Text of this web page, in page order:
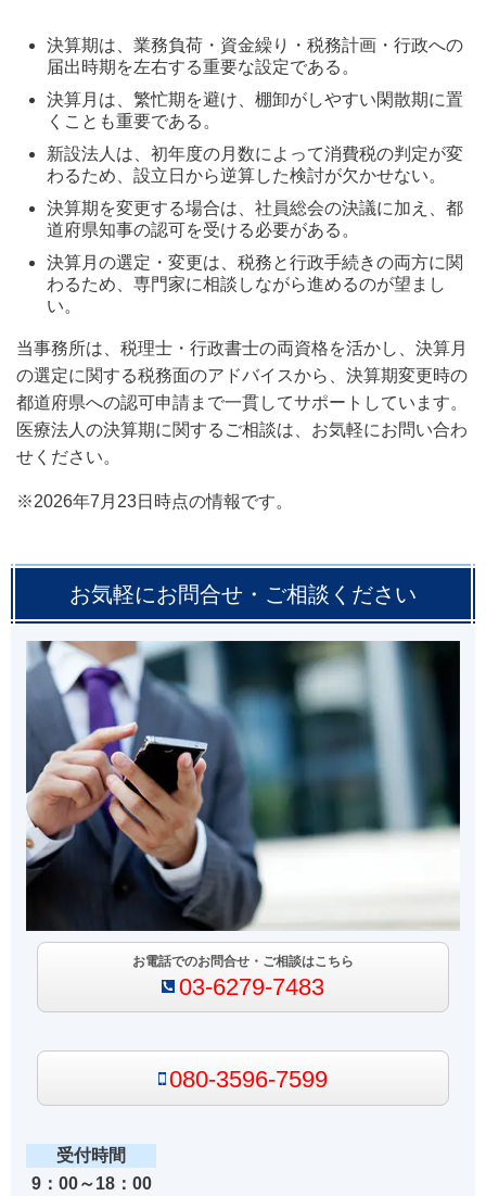
決算期は、業務負荷・資金繰り・税務計画・行政への
届出時期を左右する重要な設定である。
決算月は、繁忙期を避け、棚卸がしやすい閑散期に置
くことも重要である。
新設法人は、初年度の月数によって消費税の判定が変
わるため、設立日から逆算した検討が欠かせない。
決算期を変更する場合は、社員総会の決議に加え、都
道府県知事の認可を受ける必要がある。
決算月の選定・変更は、税務と行政手続きの両方に関
わるため、専門家に相談しながら進めるのが望まし
い。
当事務所は、税理士・行政書士の両資格を活かし、決算月
の選定に関する税務面のアドバイスから、決算期変更時の
都道府県への認可申請まで一貫してサポートしています。
医療法人の決算期に関するご相談は、お気軽にお問い合わ
せください。
※2026年7月23日時点の情報です。
お気軽にお問合せ・ご相談ください
お電話でのお問合せ・ご相談はこちら
03-6279-7483
080-3596-7599
受付時間
9：00～18：00